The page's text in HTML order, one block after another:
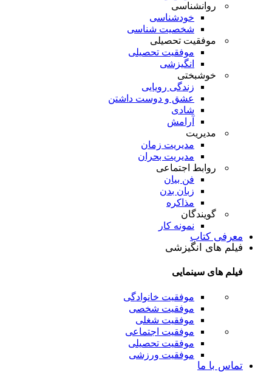
روانشناسی
خودشناسی
شخصیت شناسی
موفقیت تحصیلی
موفقیت تحصیلی
انگیزشی
خوشبختی
زندگی رویایی
عشق و دوست داشتن
شادی
آرامش
مدیریت
مدیریت زمان
مدیریت بحران
روابط اجتماعی
فن بیان
زبان بدن
مذاکره
گویندگان
نمونه کار
معرفی کتاب
فیلم های انگیزشی
فیلم های سینمایی
موفقیت خانوادگی
موفقیت شخصی
موفقیت شغلی
موفقیت اجتماعی
موفقیت تحصیلی
موفقیت ورزشی
تماس با ما